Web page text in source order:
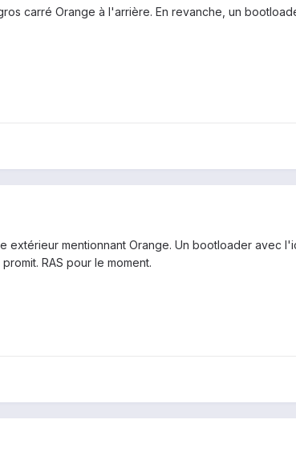
carré Orange à l'arrière. En revanche, un
extérieur mentionnant Orange. Un bootloader
RAS pour le moment.